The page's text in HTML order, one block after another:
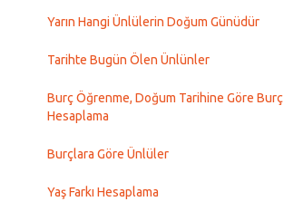
Yarın Hangi Ünlülerin Doğum Günüdür
Tarihte Bugün Ölen Ünlünler
Burç Öğrenme, Doğum Tarihine Göre Burç
Hesaplama
Burçlara Göre Ünlüler
Yaş Farkı Hesaplama